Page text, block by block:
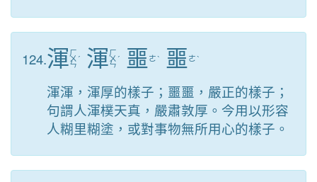
124.渾ㄏ
ㄨ
ㄣ
ˊ 渾ㄏ
ㄨ
ㄣ
ˊ 噩 ㄜˋ 噩 ㄜˋ
渾渾，渾厚的樣子；噩噩，嚴正的樣子；
句謂人渾樸天真，嚴肅敦厚。今用以形容
人糊里糊塗，或對事物無所用心的樣子。